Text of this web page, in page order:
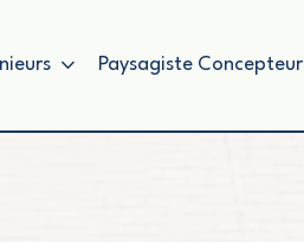
Paysagiste Concepteur